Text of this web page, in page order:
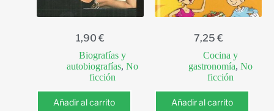
1,90 €
Biografías y
autobiografías, No
ficción
Añadir al carrito
7,25 €
Cocina y
gastronomía, No
ficción
Añadir al carrito